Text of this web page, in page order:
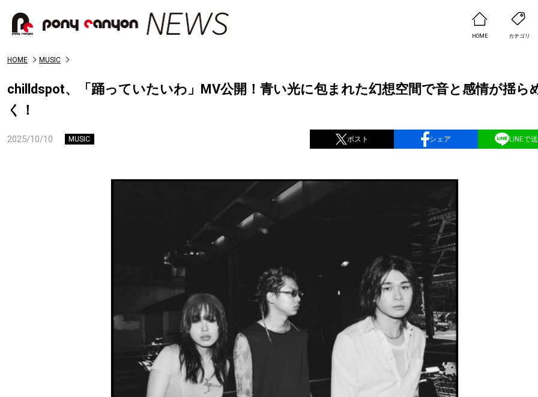
HOME カテゴリ
HOME MUSIC
chilldspot、「踊っていたいわ」MV公開！青い光に包まれた幻想空間で音と感情が揺ら
く！
2025/10/10 MUSIC ポスト シェア LINEで